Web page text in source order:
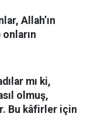
Allah’ın
mı ki,
olmuş,
Bu kâfirler için